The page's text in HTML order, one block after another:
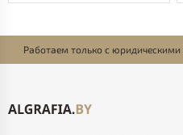
Работаем только с